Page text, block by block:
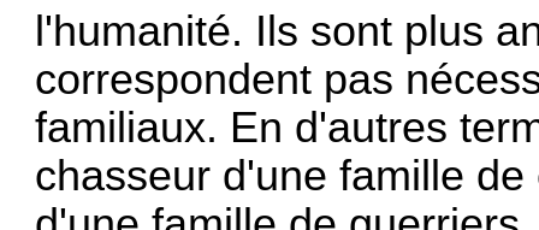
l'humanité. Ils sont plus
correspondent pas
familiaux. En d'autres
chasseur d'une famille